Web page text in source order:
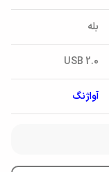
بله
USB 2.0
آواژنگ